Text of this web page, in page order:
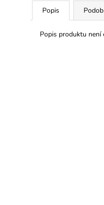
Popis
Popis produktu není